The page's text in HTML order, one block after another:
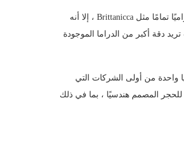
يقدم Cambria أيضًا محتالًا مقنعًا ثانيًا من الرخام الأبيض – Ella. في حين أن هذا الحجر ليس دراميًا تمامًا مثل Brittanicca ، إلا أنه
دقة أكبر من الدراما الموجودة
واحدة من أولى الشركات التي
منتجًا رئيسيًا. يقدم أكثر من 80 نمطًا ولونًا مختلفًا للحجر المصمم هندسيًا ، بما في ذلك